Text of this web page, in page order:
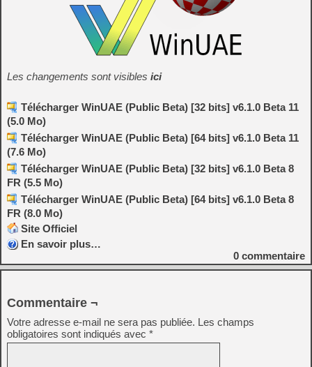
Les changements sont visibles ici
Télécharger WinUAE (Public Beta) [32 bits] v6.1.0 Beta 11
(5.0 Mo)
Télécharger WinUAE (Public Beta) [64 bits] v6.1.0 Beta 11
(7.6 Mo)
Télécharger WinUAE (Public Beta) [32 bits] v6.1.0 Beta 8
FR (5.5 Mo)
Télécharger WinUAE (Public Beta) [64 bits] v6.1.0 Beta 8
FR (8.0 Mo)
Site Officiel
En savoir plus…
0 commentaire
Commentaire ¬
Votre adresse e-mail ne sera pas publiée. Les champs
obligatoires sont indiqués avec *